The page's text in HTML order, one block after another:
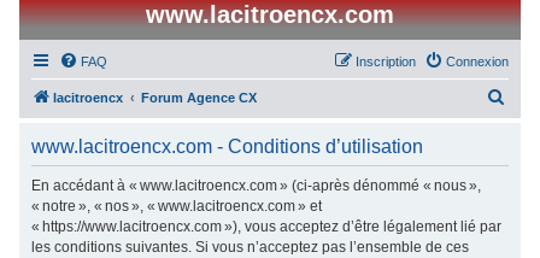
www.lacitroencx.com
FAQ Connexion
Inscription
lacitroencx Forum Agence CX
www.lacitroencx.com - Conditions d’utilisation
En accédant à « www.lacitroencx.com » (ci-après dénommé « nous »,
« notre », « nos », « www.lacitroencx.com » et
« https://www.lacitroencx.com »), vous acceptez d’être légalement lié par
les conditions suivantes. Si vous n’acceptez pas l’ensemble de ces